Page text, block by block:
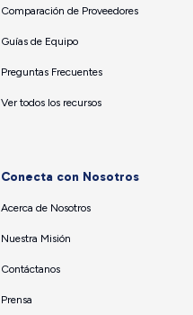
Comparación de Proveedores
Guías de Equipo
Preguntas Frecuentes
Ver todos los recursos
Conecta con Nosotros
Acerca de Nosotros
Nuestra Misión
Contáctanos
Prensa